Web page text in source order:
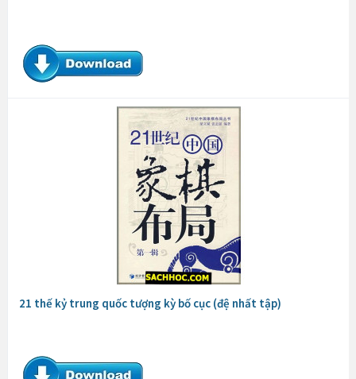
21 thế kỷ trung quốc tượng kỳ bố cục (đệ nhất tập)